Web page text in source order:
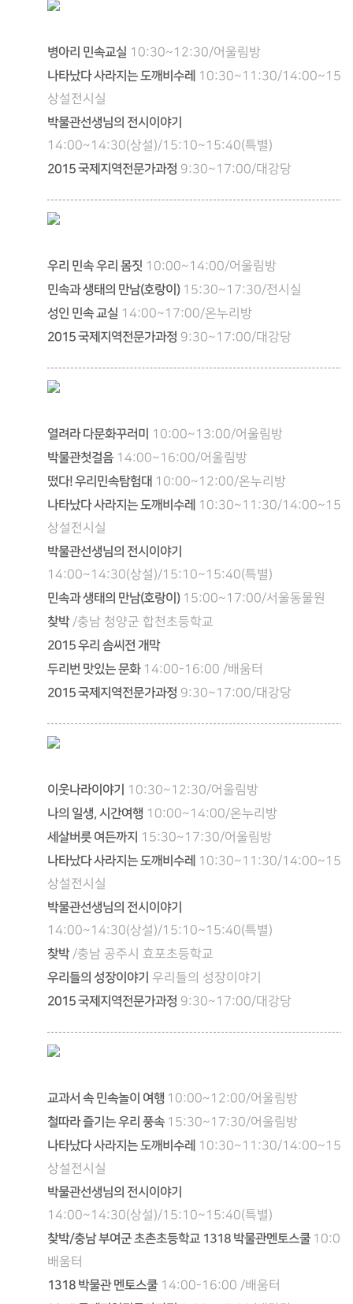
병아리 민속교실 10:30~12:30/어울림방
나타났다 사라지는 도깨비수레
10:30~11:30/
상설전시실
박물관선생님의 전시이야기
14:00~14:30(상설)/15:10~15:40(특별)
2015 국제지역전문가과정 9:30~17:00/대강당
우리 민속 우리 몸짓 10:00~14:00/어울림방
민속과 생태의 만남(호랑이) 15:30~17:30/전시실
성인 민속 교실 14:00~17:00/온누리방
2015 국제지역전문가과정 9:30~17:00/대강당
열려라 다문화꾸러미 10:00~13:00/어울림방
박물관첫걸음 14:00~16:00/어울림방
떴다! 우리민속탐험대 10:00~12:00/온누리방
나타났다 사라지는 도깨비수레
10:30~11:30/
상설전시실
박물관선생님의 전시이야기
14:00~14:30(상설)/15:10~15:40(특별)
민속과 생태의 만남(호랑이) 15:00~17:00/서울동물원
찾박 /충남 청양군 합천초등학교
2015 우리 솜씨전 개막
두리번 맛있는 문화 14:00-16:00 /배움터
2015 국제지역전문가과정 9:30~17:00/대강당
이웃나라이야기 10:30~12:30/어울림방
나의 일생, 시간여행 10:00~14:00/온누리방
세살버릇 여든까지 15:30~17:30/어울림방
나타났다 사라지는 도깨비수레
10:30~11:30/
상설전시실
박물관선생님의 전시이야기
14:00~14:30(상설)/15:10~15:40(특별)
찾박 /충남 공주시 효포초등학교
우리들의 성장이야기 우리들의 성장이야기
2015 국제지역전문가과정 9:30~17:00/대강당
교과서 속 민속놀이 여행 10:00~12:00/어울림방
철따라 즐기는 우리 풍속 15:30~17:30/어울림방
나타났다 사라지는 도깨비수레
10:30~11:30/
상설전시실
박물관선생님의 전시이야기
14:00~14:30(상설)/15:10~15:40(특별)
찾박/충남 부여군 초촌초등학교 1318 박물관멘토스쿨
배움터
1318 박물관 멘토스쿨 14:00-16:00 /배움터